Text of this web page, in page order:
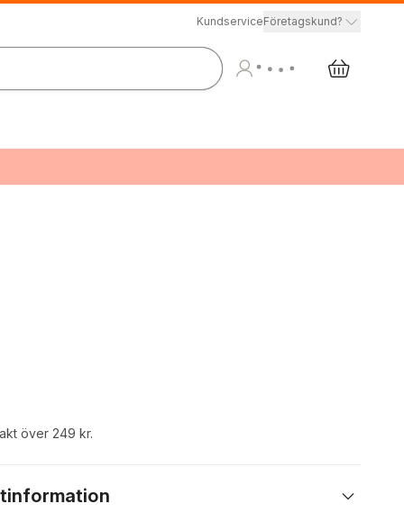
KundserviceFöretagskund?
över 249 kr.